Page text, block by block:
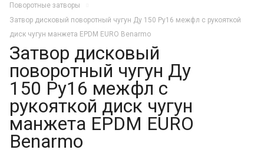
Поворотные затворы
Затвор дисковый поворотный чугун Ду 150 Ру16 межфл с рукояткой
диск чугун манжета EPDM EURO Benarmo
Затвор дисковый
поворотный чугун Ду
150 Ру16 межфл с
рукояткой диск чугун
манжета EPDM EURO
Benarmo